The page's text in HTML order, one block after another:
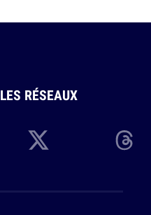
LES RÉSEAUX